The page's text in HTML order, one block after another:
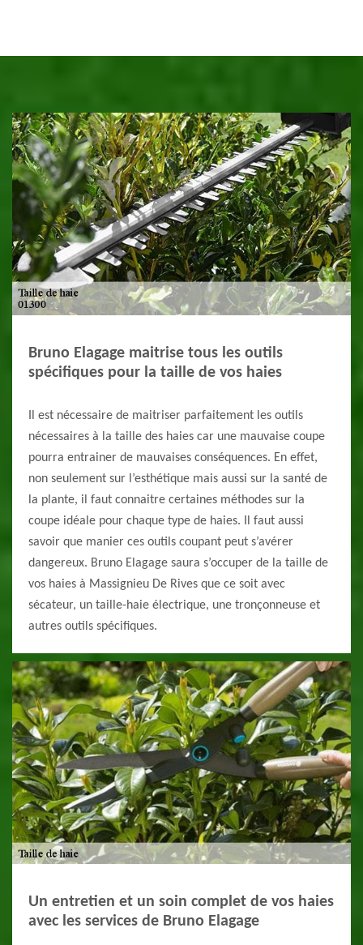
Bruno Elagage maitrise tous les outils
spécifiques pour la taille de vos haies
Il est nécessaire de maitriser parfaitement les outils
nécessaires à la taille des haies car une mauvaise coupe
pourra entrainer de mauvaises conséquences. En effet,
non seulement sur l’esthétique mais aussi sur la santé de
la plante, il faut connaitre certaines méthodes sur la
coupe idéale pour chaque type de haies. Il faut aussi
savoir que manier ces outils coupant peut s’avérer
dangereux. Bruno Elagage saura s’occuper de la taille de
vos haies à Massignieu De Rives que ce soit avec
sécateur, un taille-haie électrique, une tronçonneuse et
autres outils spécifiques.
Un entretien et un soin complet de vos haies
avec les services de Bruno Elagage